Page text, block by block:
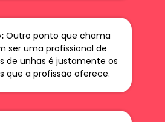
Outro ponto que chama
ser uma profissional de
de unhas é justamente os
que a profissão oferece.